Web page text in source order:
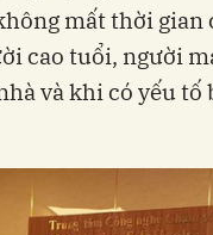
mất thời
cao tuổi, người
và khi có yếu